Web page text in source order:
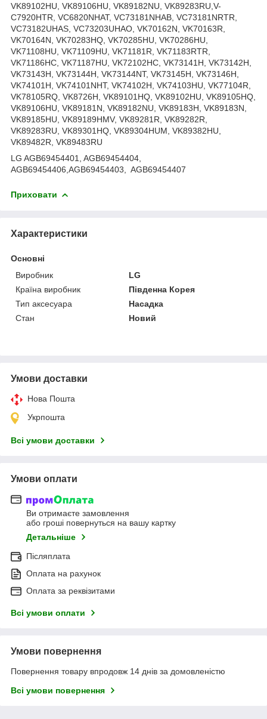
VK89102HU, VK89106HU, VK89182NU, VK89283RU,V-
C7920HTR, VC6820NHAT, VC73181NHAB, VC73181NRTR,
VC73182UHAS, VC73203UHAO, VK70162N, VK70163R,
VK70164N, VK70283HQ, VK70285HU, VK70286HU,
VK71108HU, VK71109HU, VK71181R, VK71183RTR,
VK71186HC, VK71187HU, VK72102HC, VK73141H, VK73142H,
VK73143H, VK73144H, VK73144NT, VK73145H, VK73146H,
VK74101H, VK74101NHT, VK74102H, VK74103HU, VK77104R,
VK78105RQ, VK8726H, VK89101HQ, VK89102HU, VK89105HQ,
VK89106HU, VK89181N, VK89182NU, VK89183H, VK89183N,
VK89185HU, VK89189HMV, VK89281R, VK89282R,
VK89283RU, VK89301HQ, VK89304HUM, VK89382HU,
VK89482R, VK89483RU
LG AGB69454401, AGB69454404,
AGB69454406,AGB69454403, AGB69454407
Приховати
Характеристики
Основні
Виробник
LG
Країна виробник
Південна Корея
Тип аксесуара
Насадка
Стан
Новий
Умови доставки
Нова Пошта
Укрпошта
Всі умови доставки
Умови оплати
Ви отримаєте замовлення
або гроші повернуться на вашу картку
Детальніше
Післяплата
Оплата на рахунок
Оплата за реквізитами
Всі умови оплати
Умови повернення
Повернення товару впродовж 14 днів за домовленістю
Всі умови повернення